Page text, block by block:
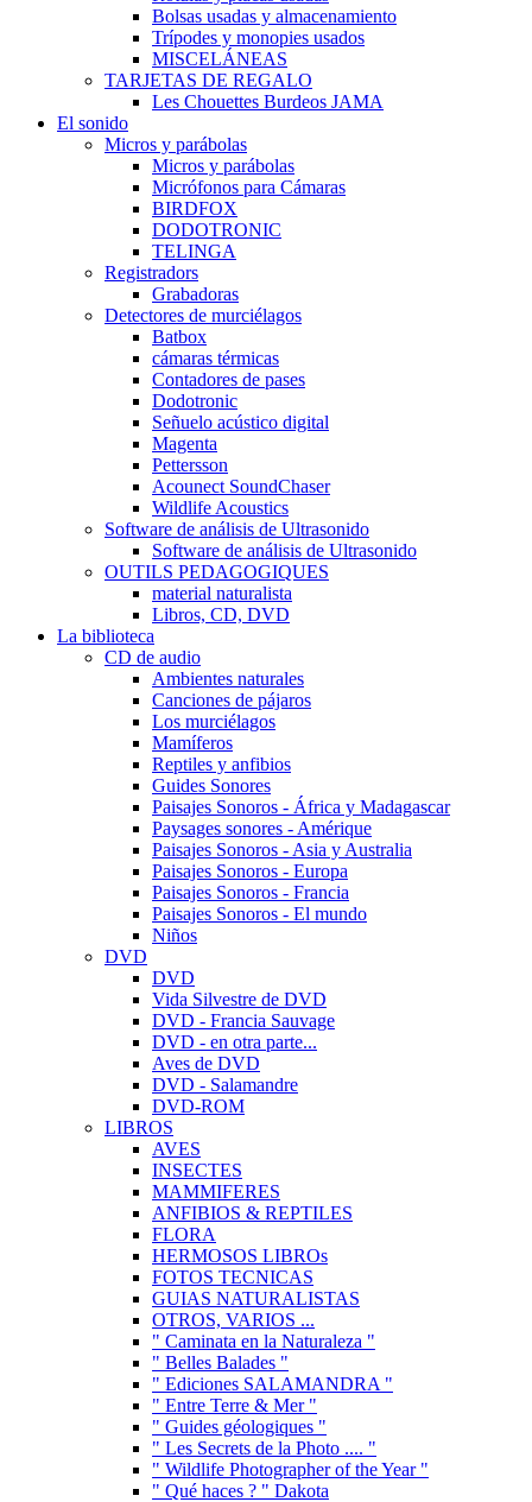
Bolsas usadas y almacenamiento
Trípodes y monopies usados
MISCELÁNEAS
TARJETAS DE REGALO
Les Chouettes Burdeos JAMA
El sonido
Micros y parábolas
Micros y parábolas
Micrófonos para Cámaras
BIRDFOX
DODOTRONIC
TELINGA
Registradors
Grabadoras
Detectores de murciélagos
Batbox
cámaras térmicas
Contadores de pases
Dodotronic
Señuelo acústico digital
Magenta
Pettersson
Acounect SoundChaser
Wildlife Acoustics
Software de análisis de Ultrasonido
Software de análisis de Ultrasonido
OUTILS PEDAGOGIQUES
material naturalista
Libros, CD, DVD
La biblioteca
CD de audio
Ambientes naturales
Canciones de pájaros
Los murciélagos
Mamíferos
Reptiles y anfibios
Guides Sonores
Paisajes Sonoros - África y Madagascar
Paysages sonores - Amérique
Paisajes Sonoros - Asia y Australia
Paisajes Sonoros - Europa
Paisajes Sonoros - Francia
Paisajes Sonoros - El mundo
Niños
DVD
DVD
Vida Silvestre de DVD
DVD - Francia Sauvage
DVD - en otra parte...
Aves de DVD
DVD - Salamandre
DVD-ROM
LIBROS
AVES
INSECTES
MAMMIFERES
ANFIBIOS & REPTILES
FLORA
HERMOSOS LIBROs
FOTOS TECNICAS
GUIAS NATURALISTAS
OTROS, VARIOS ...
" Caminata en la Naturaleza "
" Belles Balades "
" Ediciones SALAMANDRA "
" Entre Terre & Mer "
" Guides géologiques "
" Les Secrets de la Photo .... "
" Wildlife Photographer of the Year "
" Qué haces ? " Dakota